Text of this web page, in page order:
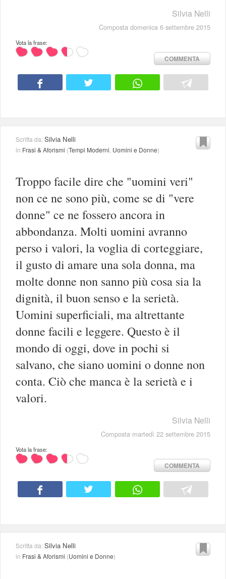
Silvia Nelli
Composta domenica 6 settembre 2015
Vota la frase:
COMMENTA
Scritta da:Silvia Nelli
in Frasi & Aforismi (Tempi Moderni Uomini e Donne)
Troppo facile dire che "uomini veri"
non ce ne sono più, come se di "vere
donne" ce ne fossero ancora in
abbondanza. Molti uomini avranno
perso i valori, la voglia di corteggiare,
il gusto di amare una sola donna, ma
molte donne non sanno più cosa sia la
dignità, il buon senso e la serietà.
Uomini superficiali, ma altrettante
donne facili e leggere. Questo è il
mondo di oggi, dove in pochi si
salvano, che siano uomini o donne non
conta. Ciò che manca è la serietà e i
valori.
Silvia Nelli
Composta martedì 22 settembre 2015
Vota la frase:
COMMENTA
Scritta da:Silvia Nelli
in Frasi & Aforismi (Uomini e Donne)